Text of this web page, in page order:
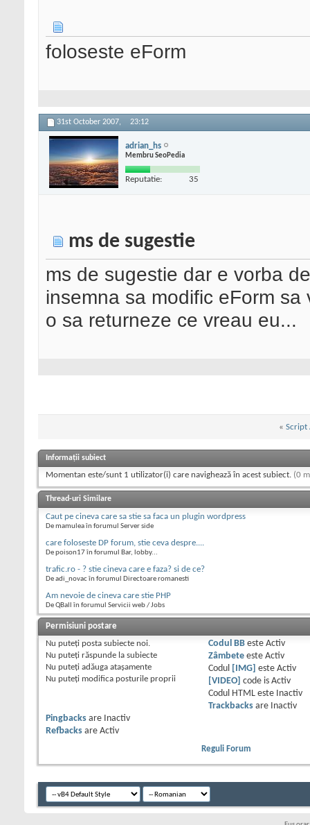
foloseste eForm
31st October 2007, 23:12
adrian_hs
Membru SeoPedia
Reputatie: 35
ms de sugestie
ms de sugestie dar e vorba
insemna sa modific eForm
o sa returneze ce vreau eu...
« Script
Informații subiect
Momentan este/sunt 1 utilizator(i) care navighează în acest subiect. (0
Thread-uri Similare
Caut pe cineva care sa stie sa faca un plugin wordpress
De mamulea în forumul Server side
care foloseste DP forum, stie ceva despre....
De poison17 în forumul Bar, lobby...
trafic.ro - ? stie cineva care e faza? si de ce?
De adi_novac în forumul Directoare romanesti
Am nevoie de cineva care stie PHP
De QBall în forumul Servicii web / Jobs
Permisiuni postare
Nu puteţi posta subiecte noi.
Nu puteţi răspunde la subiecte
Nu puteţi adăuga ataşamente
Nu puteţi modifica posturile proprii
Codul BBeste Activ
Zâmbeteeste Activ
Codul
[IMG] este Activ
[VIDEO]
code is Activ
Codul HTML este
Inactiv
Trackbacksare
Inactiv
Pingbacks are
Inactiv
Refbacks are Activ
Reguli Forum